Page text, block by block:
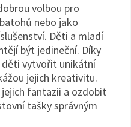
volbou pro
nebo jako
Děti a mladí
být jedineční. Díky
vytvořit unikátní
jejich kreativitu.
fantazii a ozdobit
tašky správným